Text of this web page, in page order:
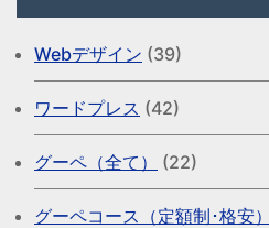
Webデザイン (39)
ワードプレス (42)
グーペ（全て） (22)
グーペコース（定額制･格安）